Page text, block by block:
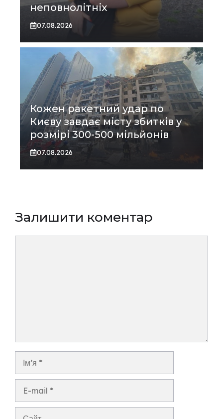
неповнолітніх
07.08.2026
Кожен ракетний удар по
Києву завдає місту збитків у
розмірі 300-500 мільйонів
07.08.2026
Залишити коментар